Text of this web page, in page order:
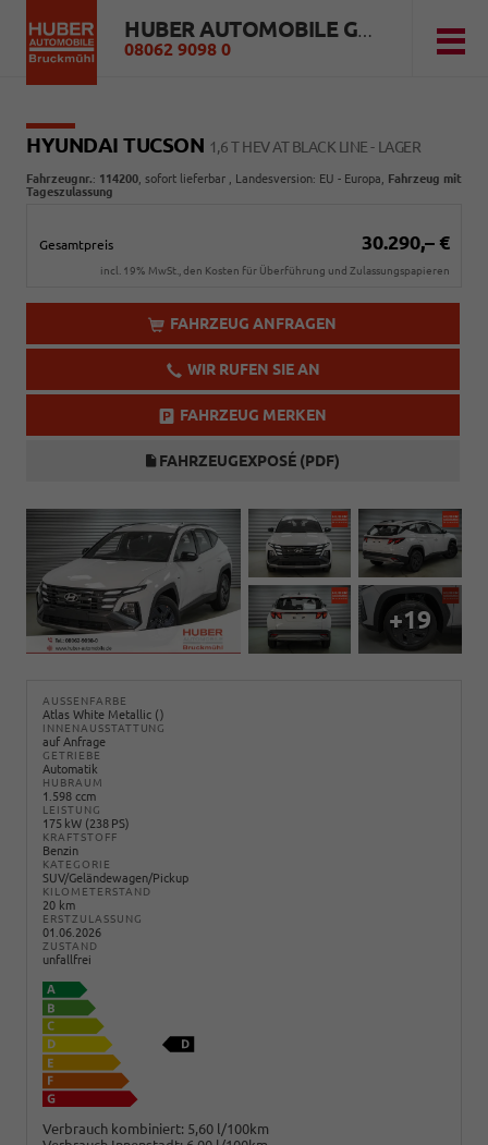
HUBER AUTOMOBILE GMBH
08062 9098 0
HYUNDAI TUCSON 1,6 T HEV AT BLACK LINE - LAGER
Fahrzeugnr.: 114200 sofort lieferbar , Landesversion: EU - Europa, Fahrzeug mit
Tageszulassung
Gesamtpreis 30.290,– €
incl. 19% MwSt., den Kosten für Überführung und Zulassungspapieren
FAHRZEUG ANFRAGEN
WIR RUFEN SIE AN
FAHRZEUG MERKEN
FAHRZEUGEXPOSÉ (PDF)
+19
AUSSENFARBE
Atlas White Metallic ()
INNENAUSSTATTUNG
auf Anfrage
GETRIEBE
Automatik
HUBRAUM
1.598 ccm
LEISTUNG
175 kW (238 PS)
KRAFTSTOFF
Benzin
KATEGORIE
SUV/Geländewagen/Pickup
KILOMETERSTAND
20 km
ERSTZULASSUNG
01.06.2026
ZUSTAND
unfallfrei
Verbrauch kombiniert: 5,60 l/100km